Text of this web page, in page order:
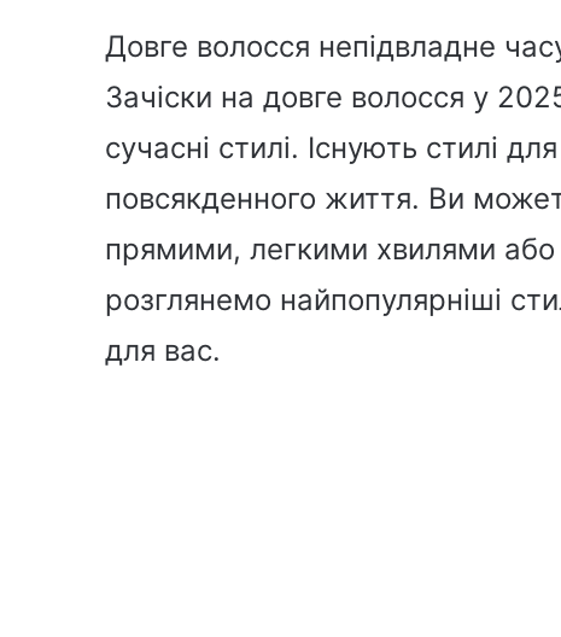
Довге волосся непідвладне
Зачіски на довге волосся у
сучасні стилі. Існують стилі
повсякденного життя. Ви
прямими, легкими хвилями
розглянемо найпопулярніші
для вас.